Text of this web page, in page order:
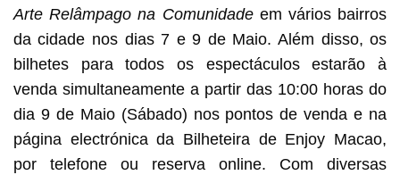
Arte Relâmpago na Comunidadeem vários bairros
da cidade nos dias 7 e 9 de Maio. Além disso, os
bilhetes para todos os espectáculos estarão à
venda simultaneamente a partir das 10:00 horas do
dia 9 de Maio (Sábado) nos pontos de venda e na
página electrónica da Bilheteira de Enjoy Macao,
por telefone ou reserva online. Com diversas